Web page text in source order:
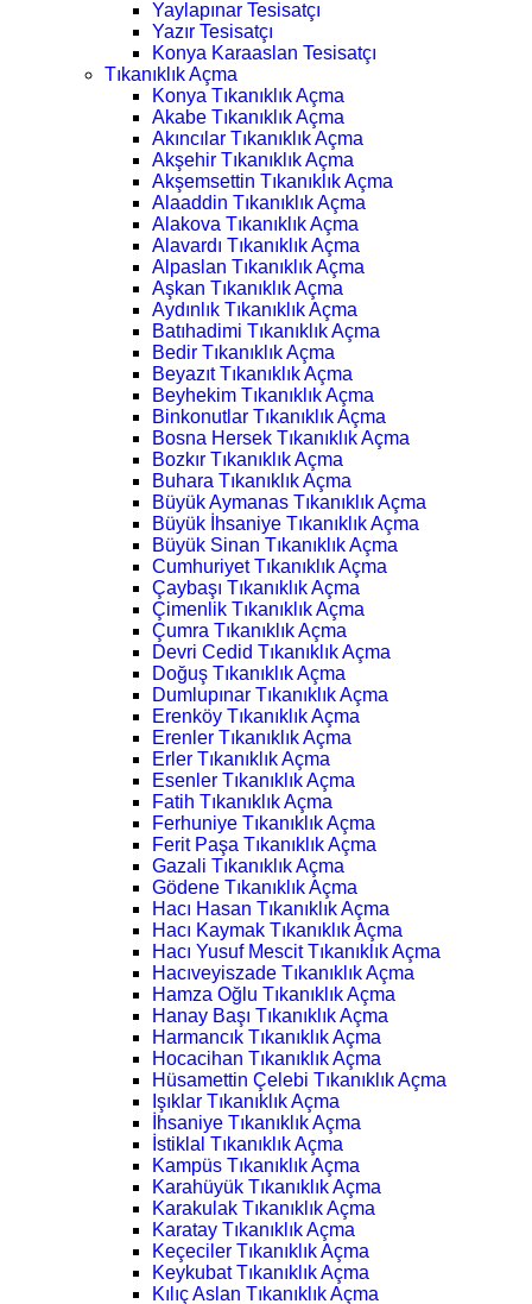
Yaylapınar Tesisatçı
Yazır Tesisatçı
Konya Karaaslan Tesisatçı
Tıkanıklık Açma
Konya Tıkanıklık Açma
Akabe Tıkanıklık Açma
Akıncılar Tıkanıklık Açma
Akşehir Tıkanıklık Açma
Akşemsettin Tıkanıklık Açma
Alaaddin Tıkanıklık Açma
Alakova Tıkanıklık Açma
Alavardı Tıkanıklık Açma
Alpaslan Tıkanıklık Açma
Aşkan Tıkanıklık Açma
Aydınlık Tıkanıklık Açma
Batıhadimi Tıkanıklık Açma
Bedir Tıkanıklık Açma
Beyazıt Tıkanıklık Açma
Beyhekim Tıkanıklık Açma
Binkonutlar Tıkanıklık Açma
Bosna Hersek Tıkanıklık Açma
Bozkır Tıkanıklık Açma
Buhara Tıkanıklık Açma
Büyük Aymanas Tıkanıklık Açma
Büyük İhsaniye Tıkanıklık Açma
Büyük Sinan Tıkanıklık Açma
Cumhuriyet Tıkanıklık Açma
Çaybaşı Tıkanıklık Açma
Çimenlik Tıkanıklık Açma
Çumra Tıkanıklık Açma
Devri Cedid Tıkanıklık Açma
Doğuş Tıkanıklık Açma
Dumlupınar Tıkanıklık Açma
Erenköy Tıkanıklık Açma
Erenler Tıkanıklık Açma
Erler Tıkanıklık Açma
Esenler Tıkanıklık Açma
Fatih Tıkanıklık Açma
Ferhuniye Tıkanıklık Açma
Ferit Paşa Tıkanıklık Açma
Gazali Tıkanıklık Açma
Gödene Tıkanıklık Açma
Hacı Hasan Tıkanıklık Açma
Hacı Kaymak Tıkanıklık Açma
Hacı Yusuf Mescit Tıkanıklık Açma
Hacıveyiszade Tıkanıklık Açma
Hamza Oğlu Tıkanıklık Açma
Hanay Başı Tıkanıklık Açma
Harmancık Tıkanıklık Açma
Hocacihan Tıkanıklık Açma
Hüsamettin Çelebi Tıkanıklık Açma
Işıklar Tıkanıklık Açma
İhsaniye Tıkanıklık Açma
İstiklal Tıkanıklık Açma
Kampüs Tıkanıklık Açma
Karahüyük Tıkanıklık Açma
Karakulak Tıkanıklık Açma
Karatay Tıkanıklık Açma
Keçeciler Tıkanıklık Açma
Keykubat Tıkanıklık Açma
Kılıç Aslan Tıkanıklık Açma